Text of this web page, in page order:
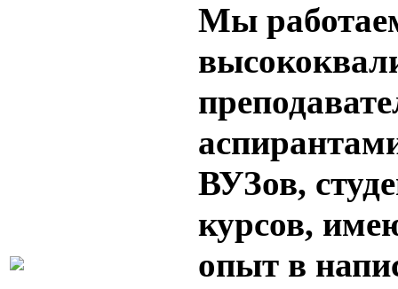
Мы
ВУЗов,
курсов,
опыт в